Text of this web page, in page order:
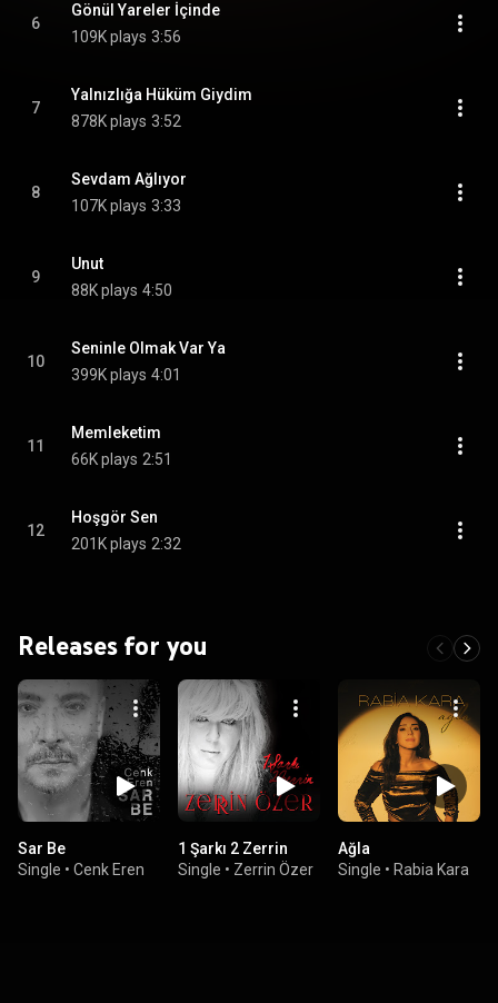
6
Gönül Yareler İçinde
109K plays 3:56
7
Yalnızlığa Hüküm Giydim
878K plays 3:52
8
Sevdam Ağlıyor
107K plays 3:33
9
Unut
88K plays 4:50
10
Seninle Olmak Var Ya
399K plays 4:01
11
Memleketim
66K plays 2:51
12
Hoşgör Sen
201K plays 2:32
Releases for you
Sar Be
Single • Cenk Eren
1 Şarkı 2 Zerrin
Single • Zerrin Özer
Ağla
Single • Rabia Kara